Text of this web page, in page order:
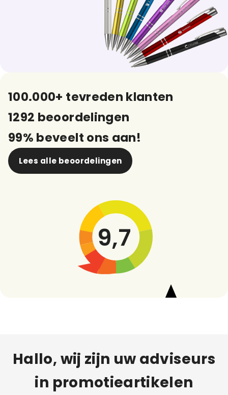
100.000+ tevreden klanten
1292 beoordelingen
99% beveelt ons aan!
Lees alle beoordelingen
9,7
Hallo, wij zijn uw adviseurs
in promotieartikelen